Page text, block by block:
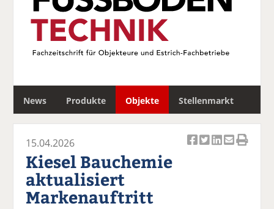
News Produkte Objekte Stellenmarkt
c
15.04.2026
Kiesel Bauchemie
aktualisiert
Markenauftritt